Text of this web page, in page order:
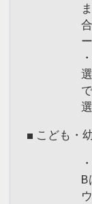
＜対象
・和洋
・３Ｓ
ェオーゲ
りクロー
※別会場
■ こども・
B